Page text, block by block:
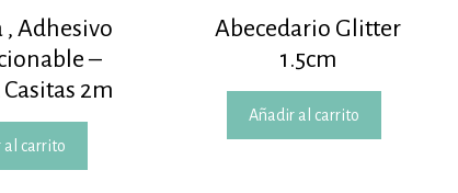
, Adhesivo
–
2m
al carrito
Abecedario Glitter
1.5cm
Añadir al carrito